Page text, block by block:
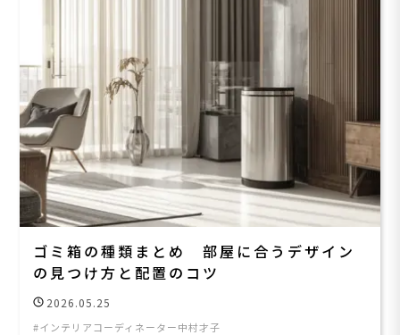
ゴミ箱の種類まとめ 部屋に合うデザイン
の見つけ方と配置のコツ
2026.05.25
インテリアコーディネーター中村才子